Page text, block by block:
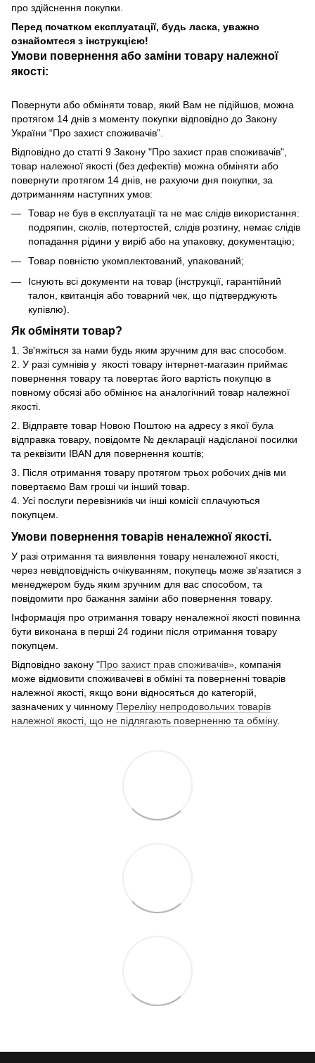
про здійснення покупки.
Перед початком експлуатації, будь ласка, уважно
ознайомтеся з інструкцією!
Умови повернення або заміни товару належної
якості:
Повернути або обміняти товар, який Вам не підійшов, можна
протягом 14 днів з моменту покупки відповідно до Закону
України “Про захист споживачів”.
Відповідно до статті 9 Закону "Про захист прав споживачів",
товар належної якості (без дефектів) можна обміняти або
повернути протягом 14 днів, не рахуючи дня покупки, за
дотриманням наступних умов:
Товар не був в експлуатації та не має слідів використання:
подряпин, сколів, потертостей, слідів розтину, немає слідів
попадання рідини у виріб або на упаковку, документацію;
Товар повністю укомплектований, упакований;
Існують всі документи на товар (інструкції, гарантійний
талон, квитанція або товарний чек, що підтверджують
купівлю).
Як обміняти товар?
1. Зв'яжіться за нами будь яким зручним для вас способом.
2. У разі сумнівів у якості товару інтернет-магазин приймає
повернення товару та повертає його вартість покупцю в
повному обсязі або обмінює на аналогічний товар належної
якості.
2. Відправте товар Новою Поштою на адресу з якої була
відправка товару, повідомте № декларації надісланої посилки
та реквізити IBAN для повернення коштів;
3. Після отримання товару протягом трьох робочих днів ми
повертаємо Вам гроші чи інший товар.
4. Усі послуги перевізників чи інші комісії сплачуються
покупцем.
Умови повернення товарів неналежної якості.
У разі отримання та виявлення товару неналежної якості,
через невідповідність очікуванням, покупець може зв'язатися з
менеджером будь яким зручним для вас способом, та
повідомити про бажання заміни або повернення товару.
Інформація про отримання товару неналежної якості повинна
бути виконана в перші 24 години після отримання товару
покупцем.
Відповідно закону "Про захист прав споживачів», компанія
може відмовити споживачеві в обміні та поверненні товарів
належної якості, якщо вони відносяться до категорій,
зазначених у чинному Переліку непродовольчих товарів
належної якості, що не підлягають поверненню та обміну.